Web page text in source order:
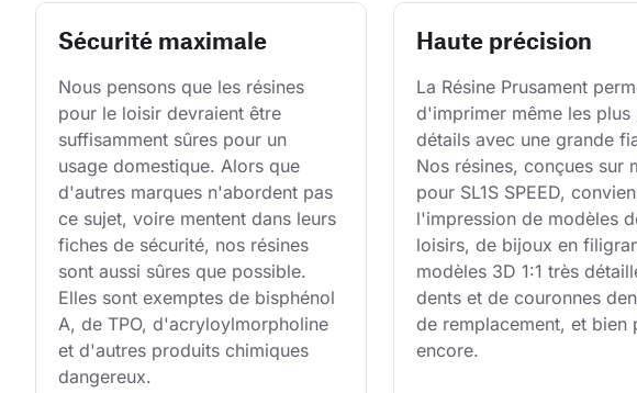
Sécurité maximale
Nous pensons que les résines
pour le loisir devraient être
suffisamment sûres pour un
usage domestique. Alors que
d'autres marques n'abordent pas
ce sujet, voire mentent dans leurs
fiches de sécurité, nos résines
sont aussi sûres que possible.
Elles sont exemptes de bisphénol
A, de TPO, d'acryloylmorpholine
et d'autres produits chimiques
dangereux.
Haute précision
La Résine Prusament
d'imprimer même les plus
détails avec une grande
Nos résines, conçues sur
pour SL1S SPEED,
l'impression de modèles
loisirs, de bijoux en
modèles 3D 1:1 très
dents et de couronnes
de remplacement, et bien
encore.